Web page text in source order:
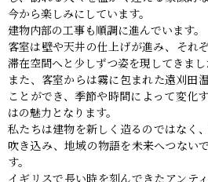
今から楽しみにしています。
建物内部の工事も順調に進んでいます。
客室は壁や天井の仕上げが進み、それ
滞在空間へと少しずつ姿を現してきまし
また、客室からは霧に包まれた遠刈田
ことができ、季節や時間によって変化
はの魅力となります。
私たちは建物を新しく造るのではなく
吹き込み、地域の物語を未来へつない
す。
イギリスで長い時を刻んできたアンテ